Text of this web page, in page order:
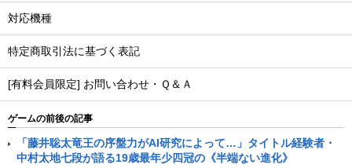
対応機種
特定商取引法に基づく表記
[有料会員限定] お問い合わせ・Ｑ＆Ａ
ゲームの前後の記事
「藤井聡太竜王の序盤力がAI研究によって…」タイトル経験者・
中村太地七段が語る19歳最年少四冠の《半端ない進化》